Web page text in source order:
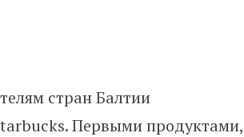
стран Балтии
Первыми продуктами,